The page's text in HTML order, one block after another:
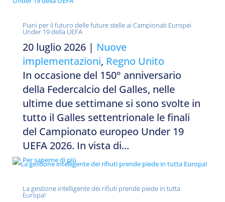
Piani per il futuro delle future stelle ai Campionati Europei
Under 19 della UEFA
20 luglio 2026| Nuove
implementazioni, Regno Unito
In occasione del 150° anniversario
della Federcalcio del Galles, nelle
ultime due settimane si sono svolte in
tutto il Galles settentrionale le finali
del Campionato europeo Under 19
UEFA 2026. In vista di...
Per saperne di più
La gestione intelligente dei rifiuti prende piede in tutta
Europa!